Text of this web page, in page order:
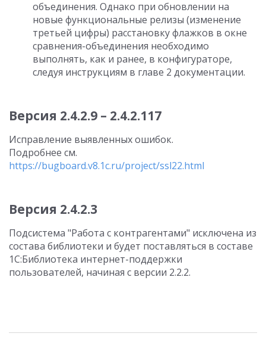
объединения. Однако при обновлении на
новые функциональные релизы (изменение
третьей цифры) расстановку флажков в окне
сравнения-объединения необходимо
выполнять, как и ранее, в конфигураторе,
следуя инструкциям в главе 2 документации.
Версия 2.4.2.9 – 2.4.2.117
Исправление выявленных ошибок.
Подробнее см.
https://bugboard.v8.1c.ru/project/ssl22.html
Версия 2.4.2.3
Подсистема "Работа с контрагентами" исключена из
состава библиотеки и будет поставляться в составе
1С:Библиотека интернет-поддержки
пользователей, начиная с версии 2.2.2.